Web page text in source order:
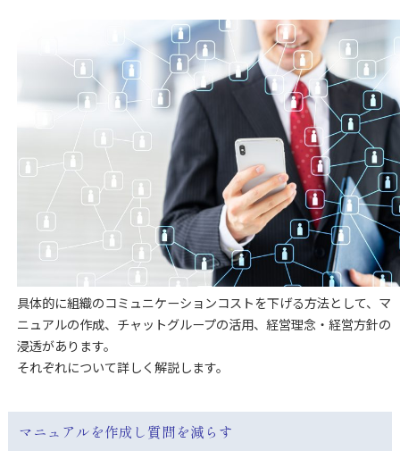
具体的に組織のコミュニケーションコストを下げる方法として、マ
ニュアルの作成、チャットグループの活用、経営理念・経営方針の
浸透があります。
それぞれについて詳しく解説します。
マニュアルを作成し質問を減らす